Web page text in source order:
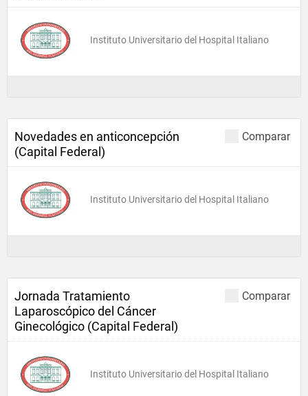
Instituto Universitario del Hospital Italiano
Comparar
Novedades en anticoncepción
(Capital Federal)
Instituto Universitario del Hospital Italiano
Comparar
Jornada Tratamiento
Laparoscópico del Cáncer
Ginecológico (Capital Federal)
Instituto Universitario del Hospital Italiano